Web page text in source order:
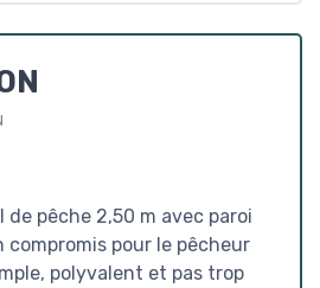
de pêche 2,50 m avec paroi
compromis pour le pêcheur
polyvalent et pas trop